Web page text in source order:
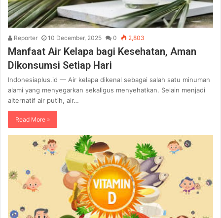
Reporter 10 December, 2025 0 2,803
Manfaat Air Kelapa bagi Kesehatan, Aman
Dikonsumsi Setiap Hari
Indonesiaplus.id — Air kelapa dikenal sebagai salah satu minuman
alami yang menyegarkan sekaligus menyehatkan. Selain menjadi
alternatif air putih, air…
Read More »